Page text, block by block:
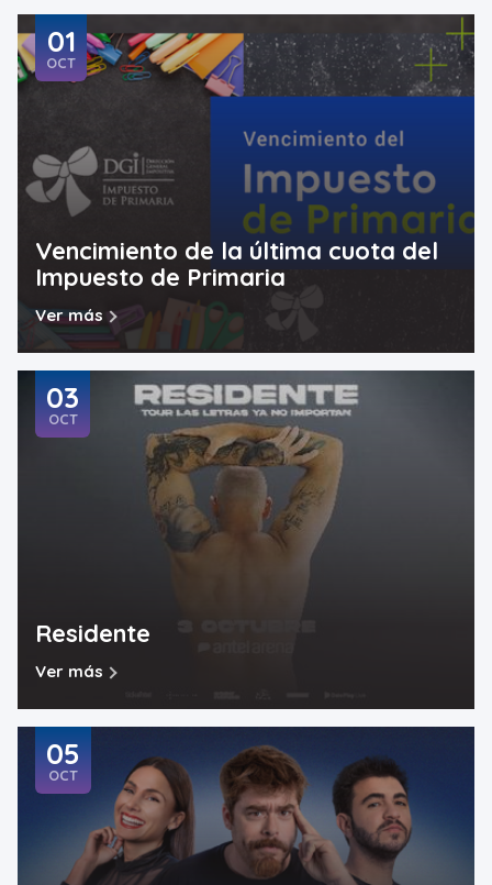
Vencimiento de la última cuota del
Impuesto de Primaria
Ver más
01
OCT
Residente
Ver más
03
OCT
05
OCT